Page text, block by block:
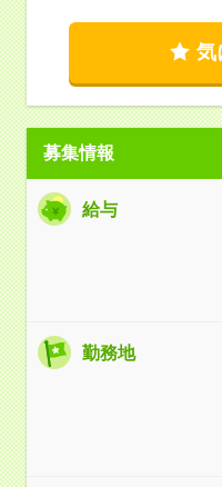
気
募集情報
給与
勤務地